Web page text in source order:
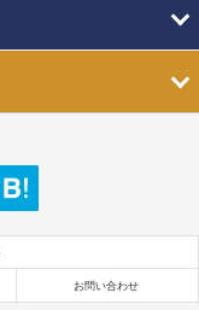
お問い合わせ